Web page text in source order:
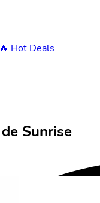
🔥 Hot Deals
Sunrise